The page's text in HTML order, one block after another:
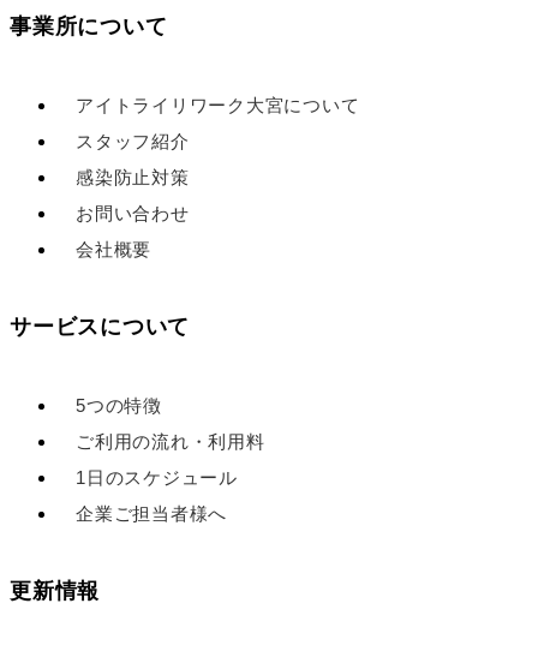
事業所について
アイトライリワーク大宮について
スタッフ紹介
感染防止対策
お問い合わせ
会社概要
サービスについて
5つの特徴
ご利用の流れ・利用料
1日のスケジュール
企業ご担当者様へ
更新情報